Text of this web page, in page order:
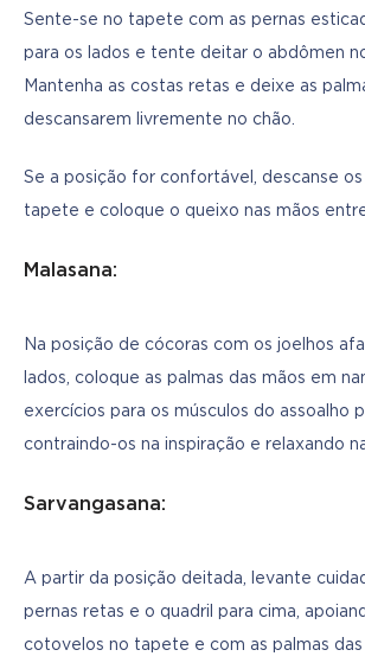
Sente-se no tapete com as pernas
para os lados e tente deitar o abdômen
Mantenha as costas retas e deixe as
descansarem livremente no chão.
Se a posição for confortável, descanse
tapete e coloque o queixo nas mãos
Malasana:
Na posição de cócoras com os joelhos
lados, coloque as palmas das mãos em
exercícios para os músculos do assoalho
contraindo-os na inspiração e relaxando
Sarvangasana:
A partir da posição deitada, levante
pernas retas e o quadril para cima,
cotovelos no tapete e com as palmas das